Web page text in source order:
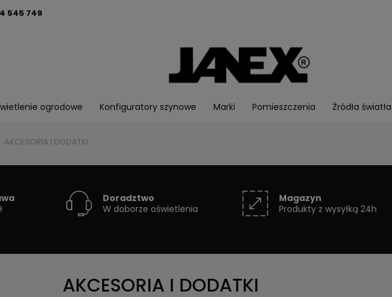
545 749
ogrodowe Konfiguratory szynowe Marki Pomieszczenia Źródła światła
AKCESORIA I DODATKI
Doradztwo
W doborze oświetlenia
Magazyn
Produkty z wysyłką 24h
AKCESORIA I DODATKI